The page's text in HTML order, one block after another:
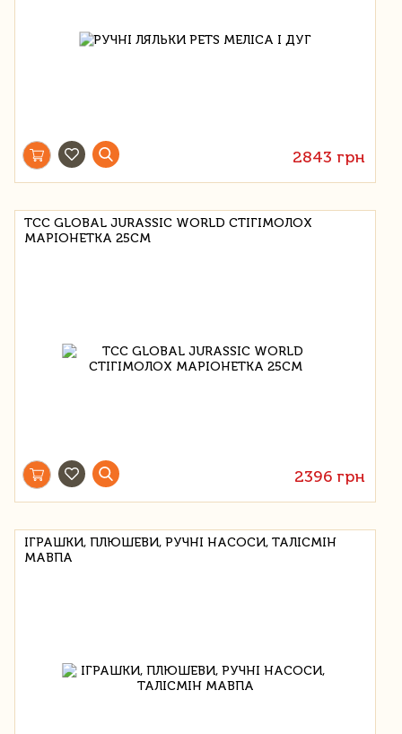
2843 грн
TCC GLOBAL JURASSIC WORLD СТІГІМОЛОХ
МАРІОНЕТКА 25СМ
2396 грн
ІГРАШКИ, ПЛЮШЕВИ, РУЧНІ НАСОСИ, ТАЛІСМІН
МАВПА